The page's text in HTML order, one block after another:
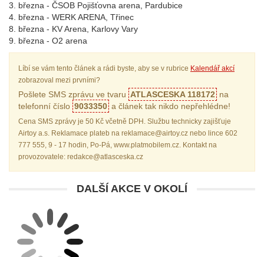
3. března - ČSOB Pojišťovna arena, Pardubice
4. března - WERK ARENA, Třinec
8. března - KV Arena, Karlovy Vary
9. března - O2 arena
Líbí se vám tento článek a rádi byste, aby se v rubrice Kalendář akcí
zobrazoval mezi prvními?
Pošlete SMS zprávu ve tvaru ATLASCESKA 118172 na
telefonní číslo 9033350 a článek tak nikdo nepřehlédne!
Cena SMS zprávy je 50 Kč včetně DPH. Službu technicky zajišťuje
Airtoy a.s. Reklamace plateb na reklamace@airtoy.cz nebo lince 602
777 555, 9 - 17 hodin, Po-Pá, www.platmobilem.cz. Kontakt na
provozovatele: redakce@atlasceska.cz
DALŠÍ AKCE V OKOLÍ